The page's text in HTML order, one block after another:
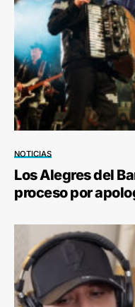
NOTICIAS
Los Alegres del
proceso por